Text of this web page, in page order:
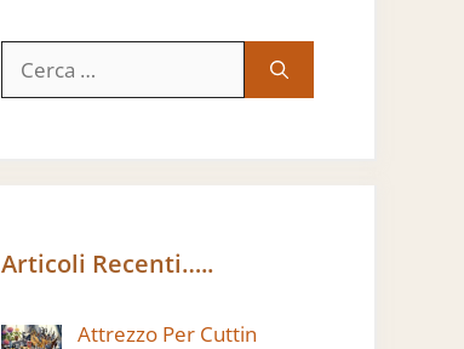
per:
Articoli Recenti…..
Attrezzo Per Cuttin